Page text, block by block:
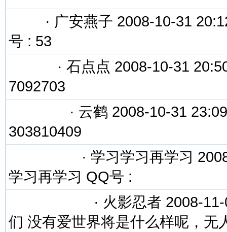
· 广安燕子 2008-10-31
号 : 53
· 石点点 2008-10-31
7092703
· 云鹤 2008-10-31
303810409
· 学习学习再学习
学习再学习 QQ号 :
· 火影忍者 2008-
们 没有爱世界将是什么样呢，无